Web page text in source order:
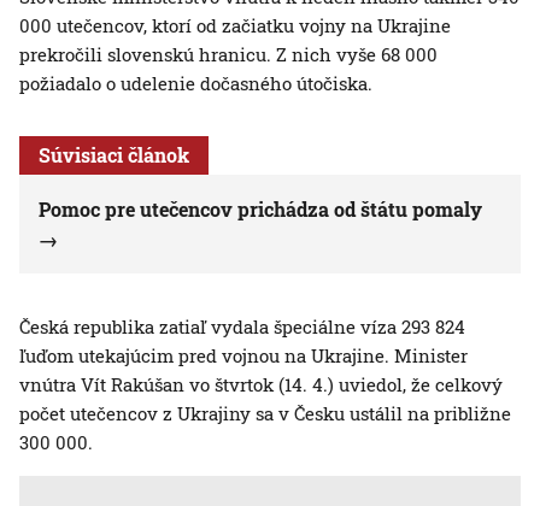
000 utečencov, ktorí od začiatku vojny na Ukrajine
prekročili slovenskú hranicu. Z nich vyše 68 000
požiadalo o udelenie dočasného útočiska.
Súvisiaci článok
Pomoc pre utečencov prichádza od štátu pomaly
Česká republika zatiaľ vydala špeciálne víza 293 824
ľuďom utekajúcim pred vojnou na Ukrajine. Minister
vnútra Vít Rakúšan vo štvrtok (14. 4.) uviedol, že celkový
počet utečencov z Ukrajiny sa v Česku ustálil na približne
300 000.